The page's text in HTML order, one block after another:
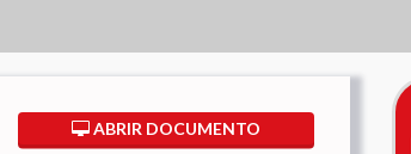
ABRIR DOCUMENTO